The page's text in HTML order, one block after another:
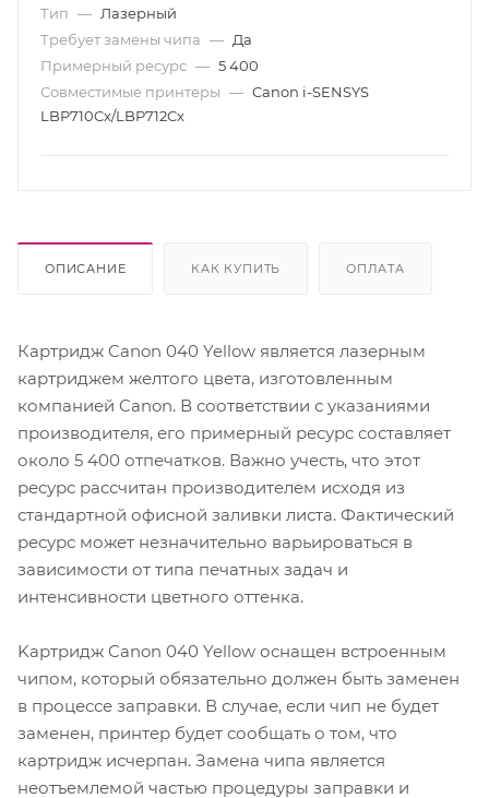
Тип — Лазерный
Требует замены чипа — Да
Примерный ресурс — 5 400
Совместимые принтеры — Canon i-SENSYS
LBP710Cx/LBP712Cx
ОПИСАНИЕ КАК КУПИТЬ ОПЛАТА
Картридж Canon 040 Yellow является лазерным
картриджем желтого цвета, изготовленным
компанией Canon. В соответствии с указаниями
производителя, его примерный ресурс составляет
около 5 400 отпечатков. Важно учесть, что этот
ресурс рассчитан производителем исходя из
стандартной офисной заливки листа. Фактический
ресурс может незначительно варьироваться в
зависимости от типа печатных задач и
интенсивности цветного оттенка.
Kартридж Canon 040 Yellow оснащен встроенным
чипом, который обязательно должен быть заменен
в процессе заправки. В случае, если чип не будет
заменен, принтер будет сообщать о том, что
картридж исчерпан. Замена чипа является
неотъемлемой частью процедуры заправки и